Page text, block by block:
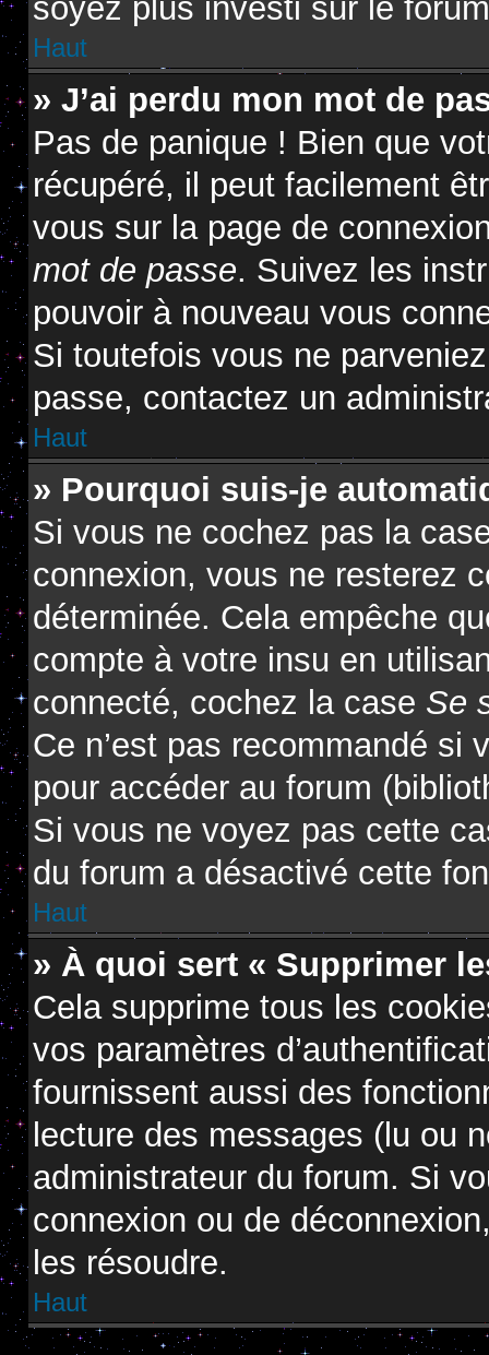
soyez plus investi sur le
Haut
» J’ai perdu mon mot de
Pas de panique ! Bien que
récupéré, il peut facilement
vous sur la page de
mot de passe. Suivez les
pouvoir à nouveau vous
Si toutefois vous ne
passe, contactez un
Haut
» Pourquoi suis-je
Si vous ne cochez pas la
connexion, vous ne resterez
déterminée. Cela empêche
compte à votre insu en
connecté, cochez la case Se
Ce n’est pas recommandé si
pour accéder au forum
Si vous ne voyez pas cette
du forum a désactivé cette
Haut
» À quoi sert « Supprimer
Cela supprime tous les
vos paramètres
fournissent aussi des
lecture des messages (lu ou
administrateur du forum. Si
connexion ou de
les résoudre.
Haut